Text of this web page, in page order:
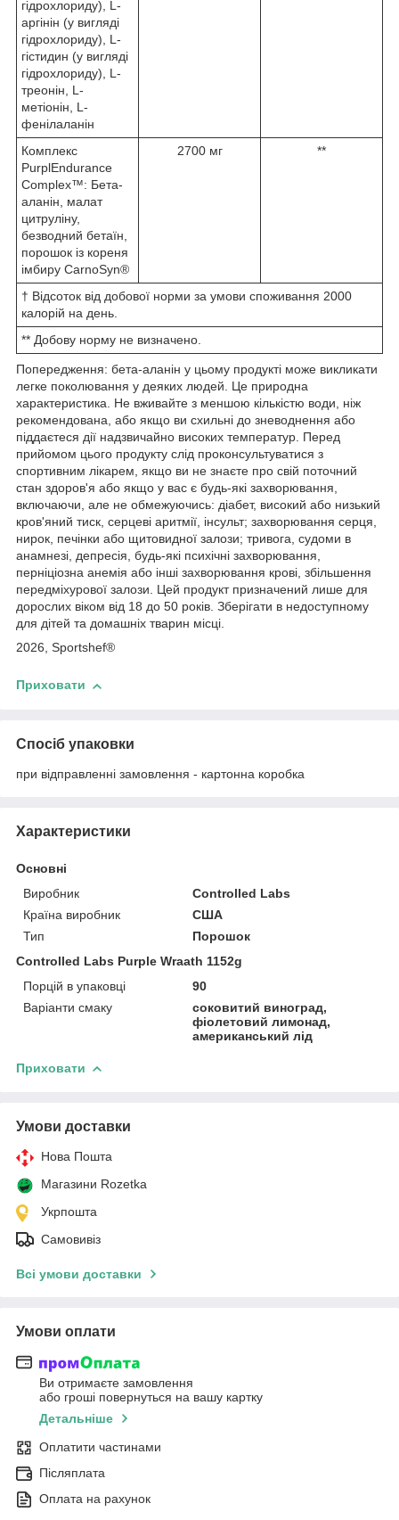
гідрохлориду), L-
аргінін (у вигляді
гідрохлориду), L-
гістидин (у вигляді
гідрохлориду), L-
треонін, L-
метіонін, L-
фенілаланін
Комплекс
PurplEndurance
Complex™: Бета-
аланін, малат
цитруліну,
безводний бетаїн,
порошок із кореня
імбиру CarnoSyn®
2700 мг **
† Відсоток від добової норми за умови споживання 2000
калорій на день.
** Добову норму не визначено.
Попередження: бета-аланін у цьому продукті може викликати
легке поколювання у деяких людей. Це природна
характеристика. Не вживайте з меншою кількістю води, ніж
рекомендована, або якщо ви схильні до зневоднення або
піддаєтеся дії надзвичайно високих температур. Перед
прийомом цього продукту слід проконсультуватися з
спортивним лікарем, якщо ви не знаєте про свій поточний
стан здоров'я або якщо у вас є будь-які захворювання,
включаючи, але не обмежуючись: діабет, високий або низький
кров'яний тиск, серцеві аритмії, інсульт; захворювання серця,
нирок, печінки або щитовидної залози; тривога, судоми в
анамнезі, депресія, будь-які психічні захворювання,
перніціозна анемія або інші захворювання крові, збільшення
передміхурової залози. Цей продукт призначений лише для
дорослих віком від 18 до 50 років. Зберігати в недоступному
для дітей та домашніх тварин місці.
2026, Sportshef®
Приховати
Спосіб упаковки
при відправленні замовлення - картонна коробка
Характеристики
Основні
Виробник
Controlled Labs
Країна виробник
США
Тип
Порошок
Controlled Labs Purple Wraath 1152g
Порцій в упаковці
90
Варіанти смаку
соковитий виноград,
фіолетовий лимонад,
американський лід
Приховати
Умови доставки
Нова Пошта
Магазини Rozetka
Укрпошта
Самовивіз
Всі умови доставки
Умови оплати
Ви отримаєте замовлення
або гроші повернуться на вашу картку
Детальніше
Оплатити частинами
Післяплата
Оплата на рахунок